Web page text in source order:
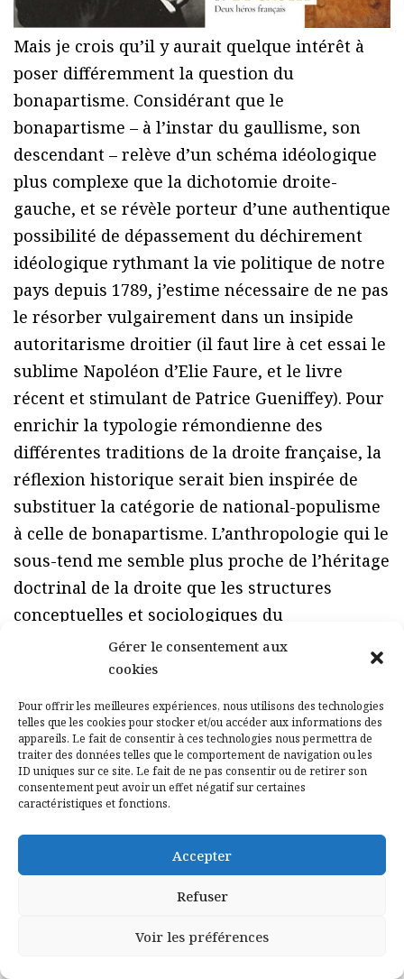
Gérer le consentement aux
cookies
Pour offrir les meilleures expériences, nous utilisons des technologies
telles que les cookies pour stocker et/ou accéder aux informations des
appareils. Le fait de consentir à ces technologies nous permettra de
traiter des données telles que le comportement de navigation ou les
ID uniques sur ce site. Le fait de ne pas consentir ou de retirer son
consentement peut avoir un effet négatif sur certaines
caractéristiques et fonctions.
Accepter
Refuser
Voir les préférences
Mais je crois qu’il y aurait quelque intérêt à
poser différemment la question du
bonapartisme. Considérant que le
bonapartisme – à l’instar du gaullisme, son
descendant – relève d’un schéma idéologique
plus complexe que la dichotomie droite-
gauche, et se révèle porteur d’une authentique
possibilité de dépassement du déchirement
idéologique rythmant la vie politique de notre
pays depuis 1789, j’estime nécessaire de ne pas
le résorber vulgairement dans un insipide
autoritarisme droitier (il faut lire à cet essai le
sublime Napoléon d’Elie Faure, et le livre
récent et stimulant de Patrice Gueniffey). Pour
enrichir la typologie rémondienne des
différentes traditions de la droite française, la
réflexion historique serait bien inspirée de
substituer la catégorie de national-populisme
à celle de bonapartisme. L’anthropologie qui le
sous-tend me semble plus proche de l’héritage
doctrinal de la droite que les structures
conceptuelles et sociologiques du
bonapartisme.
nébuleuse idéologico-politique apparue à la
fin du dix-neuvième siècle et dont le
boulangisme, puis l’Affaire Dreyfus,
jalonnèrent l’émergence. Cette autre droite
les bouleversements profonds de la fin du
siècle dernier. Le national-populisme pose, a
priori, la corruption absolue des élites
intellectuelles et politiques, engluées dans le